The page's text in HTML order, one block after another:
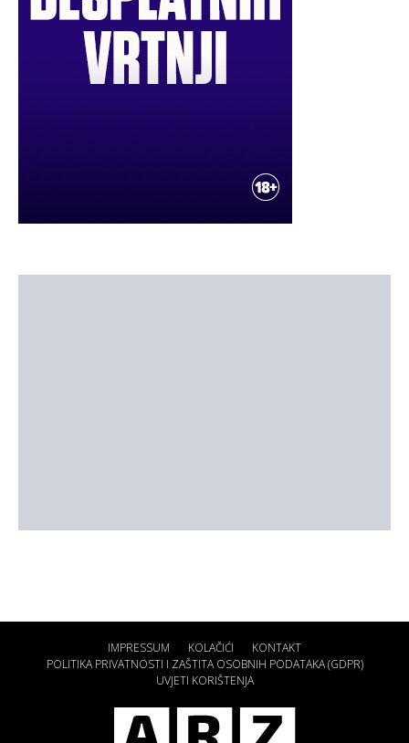
IMPRESSUM KOLAČIĆI
KONTAKT
POLITIKA PRIVATNOSTI I ZAŠTITA OSOBNIH PODATAKA (GDPR)
UVJETI KORIŠTENJA